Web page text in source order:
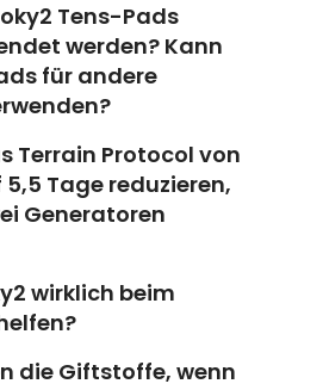
Tens-Pads
werden? Kann
für andere
Terrain Protocol von
5,5 Tage reduzieren,
Generatoren
wirklich beim
die Giftstoffe, wenn